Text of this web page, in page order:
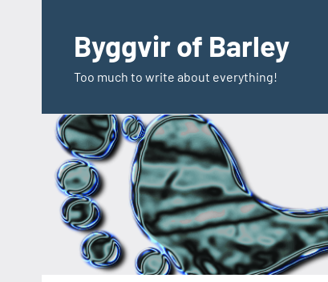
springenByggvir of Barley
Too much to write about everything!